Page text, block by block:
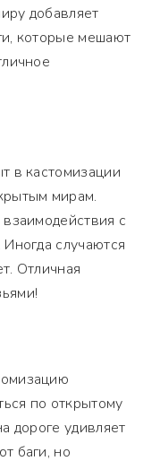
добавляет
которые мешают
в кастомизации
мирам.
с
случаются
Отличная
по открытому
дороге удивляет
баги, но